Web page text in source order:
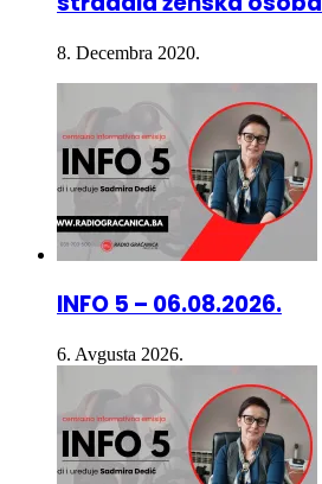
8. Decembra 2020.
INFO 5 – 06.08.2026.
6. Avgusta 2026.